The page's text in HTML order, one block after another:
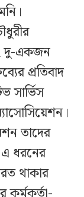
দু-একজন
প্রতিবাদ
সার্ভিস
তাদের
এ ধরনের
থাকার